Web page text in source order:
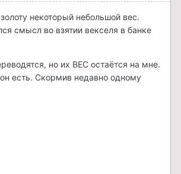
некоторый небольшой вес.
смысл во взятии векселя в банке
но их ВЕС остаётся на мне.
есть. Скормив недавно одному